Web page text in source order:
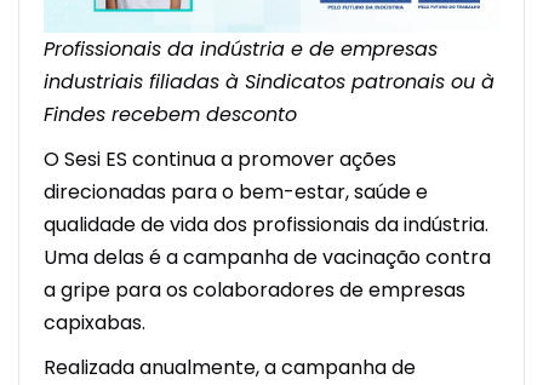
Profissionais da indústria e de empresas
industriais filiadas à Sindicatos patronais ou à
Findes recebem desconto
O Sesi ES continua a promover ações
direcionadas para o bem-estar, saúde e
qualidade de vida dos profissionais da indústria.
Uma delas é a campanha de vacinação contra
a gripe para os colaboradores de empresas
capixabas.
Realizada anualmente, a campanha de